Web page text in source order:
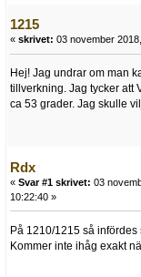
1215
« skrivet: 03 november
Hej! Jag undrar om man
tillverkning. Jag tycker att
ca 53 grader. Jag skulle
Rdx
« Svar #1 skrivet: 03
10:22:40 »
På 1210/1215 så infördes
Kommer inte ihåg exakt